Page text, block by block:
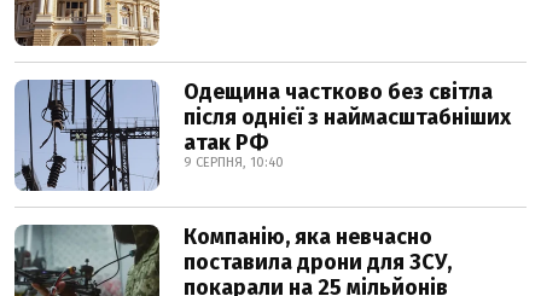
Одещина частково без світла
після однієї з наймасштабніших
атак РФ
9 СЕРПНЯ, 10:40
Компанію, яка невчасно
поставила дрони для ЗСУ,
покарали на 25 мільйонів